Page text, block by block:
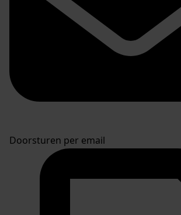
Doorsturen per email